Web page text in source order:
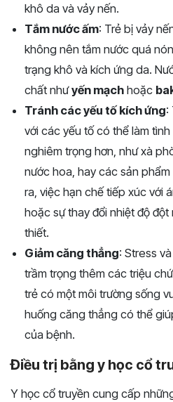
khô da và vảy nến.
Tắm nước ấm: Trẻ bị vảy
không nên tắm nước quá
trạng khô và kích ứng da.
chất nhưyến mạch hoặc
Tránh các yếu tố kích ứng:
với các yếu tố có thể làm
nghiêm trọng hơn, như xà
nước hoa, hay các sản
ra, việc hạn chế tiếp xúc với
hoặc sự thay đổi nhiệt độ
thiết.
Giảm căng thẳng: Stress
trầm trọng thêm các triệu
trẻ có một môi trường sống
huống căng thẳng có thể
của bệnh.
Điều trị bằng y học cổ
Y học cổ truyền cung cấp